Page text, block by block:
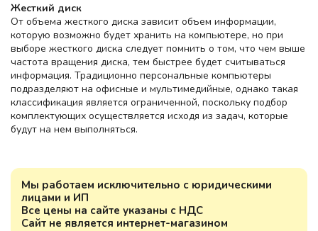
Мы работаем исключительно с юридическими
лицами и ИП
Все цены на сайте указаны с НДС
Сайт не является интернет-магазином
Жесткий диск
От объема жесткого диска зависит объем информации,
которую возможно будет хранить на компьютере, но при
выборе жесткого диска следует помнить о том, что чем выше
частота вращения диска, тем быстрее будет считываться
информация. Традиционно персональные компьютеры
подразделяют на офисные и мультимедийные, однако такая
классификация является ограниченной, поскольку подбор
комплектующих осуществляется исходя из задач, которые
будут на нем выполняться.